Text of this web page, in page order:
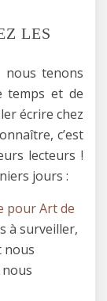
LES
nous tenons
temps et de
écrire chez
c’est
lecteurs !
jours :
pour Art de
à surveiller,
nous